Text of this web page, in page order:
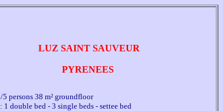
LUZ SAINT SAUVEUR
PYRENEES
persons 38 m² groundfloor
1 double bed - 3 single beds - settee bed